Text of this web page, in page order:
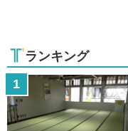
ランキング